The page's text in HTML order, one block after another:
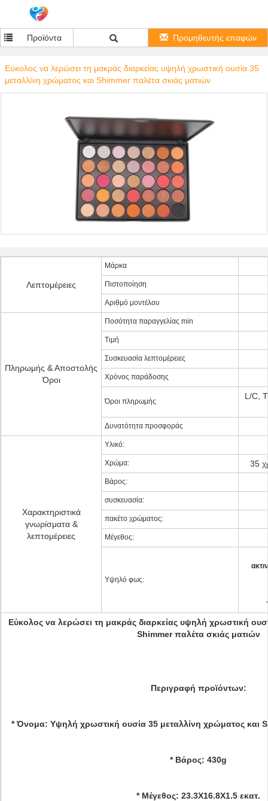
Προϊόντα Προμηθευτής επαφών
Εύκολος να λερώσει τη μακράς διαρκείας υψηλή χρωστική ουσία 35
μεταλλίνη χρώματος και Shimmer παλέτα σκιάς ματιών
Λεπτομέρειες
Μάρκα
Πιστοποίηση
Αριθμό μοντέλου
Πληρωμής & Αποστολής
Όροι
Ποσότητα παραγγελίας min
Τιμή
Συσκευασία λεπτομέρειες
Χρόνος παράδοσης
Όροι πληρωμής
L/C,
Δυνατότητα προσφοράς
Χαρακτηριστικά
γνωρίσματα &
λεπτομέρειες
Υλικό:
Χρώμα: 35
Βάρος:
συσκευασία:
πακέτο χρώματος:
Μέγεθος:
Υψηλό φως:
Εύκολος να λερώσει τη μακράς διαρκείας υψηλή χρωστική
Shimmer παλέτα σκιάς ματιών
Περιγραφή προϊόντων:
* Όνομα: Υψηλή χρωστική ουσία 35 μεταλλίνη χρώματος και
* Βάρος: 430g
* Μέγεθος: 23.3X16.8X1.5 εκατ.